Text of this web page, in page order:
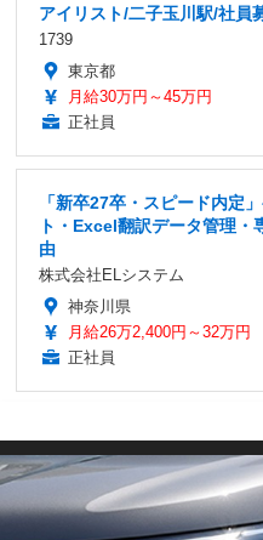
アイリスト/二子玉川駅/社員
1739
東京都
月給30万円～45万円
正社員
「新卒27卒・スピード内定
ト・Excel翻訳データ管理・
由
株式会社ELシステム
神奈川県
月給26万2,400円～32万円
正社員